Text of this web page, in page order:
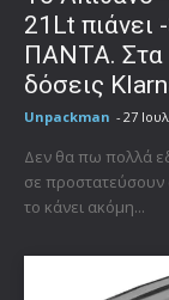
21Lt πιάνει
ΠΑΝΤΑ. Στα
δόσεις
Unpackman - 27
Δεν θα πω πολλά
σε προστατεύσουν
το κάνει ακόμη...